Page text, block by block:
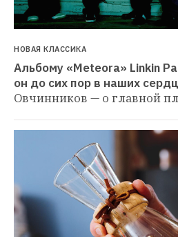
НОВАЯ КЛАССИКА
Альбому «Meteora» Linkin
он до сих пор в наших
Овчинников — о главной